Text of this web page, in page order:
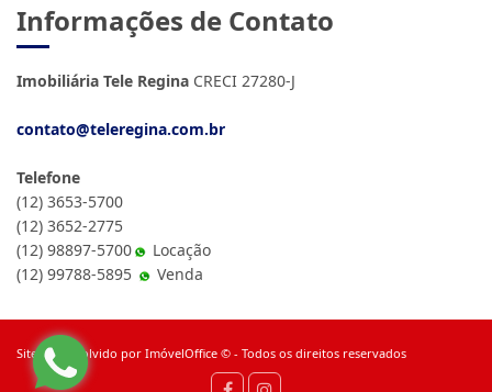
Informações de Contato
Imobiliária Tele Regina CRECI 27280-J
contato@teleregina.com.br
Telefone
(12) 3653-5700
(12) 3652-2775
(12) 98897-5700
Locação
(12) 99788-5895
Venda
Site desenvolvido por ImóvelOffice © - Todos os direitos reservados